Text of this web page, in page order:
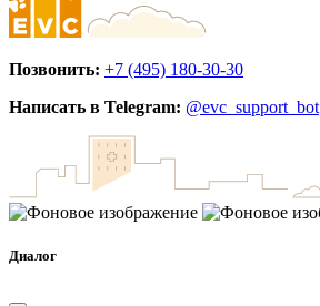
Позвонить: +7 (495) 180-30-30
Написать в Telegram: @evc_support_bot
Диалог